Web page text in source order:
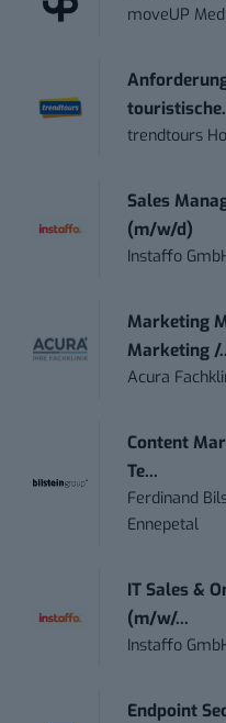
moveUP
trendtours
Sales
(m/w/d)
Instaffo
Marketing
Marketing /
Acura
Content
Te...
Ferdinand
Ennepetal
IT Sales &
(m/w/...
Instaffo
Endpoint